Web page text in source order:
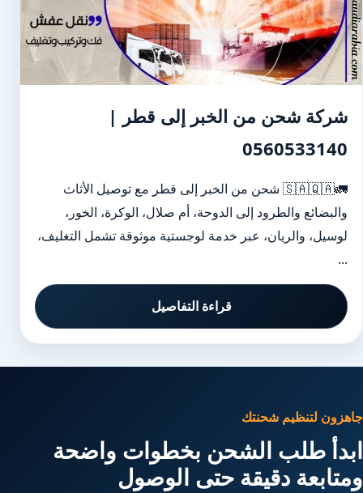
شركة شحن من الخبر إلى قطر |
0560533140
🚛🇸🇦🇶🇦 شحن من الخبر إلى قطر مع توصيل الأثاث
والبضائع والطرود إلى الدوحة، أم صلال، الوكرة، الخور،
لوسيل، والريان، عبر خدمة لوجستية موثوقة تشمل التغليف،
...
قراءة التفاصيل
جاهزون لتنظيم شحنتك
ابدأ طلب الشحن بخطوات واضحة
ومتابعة دقيقة حتى الوصول